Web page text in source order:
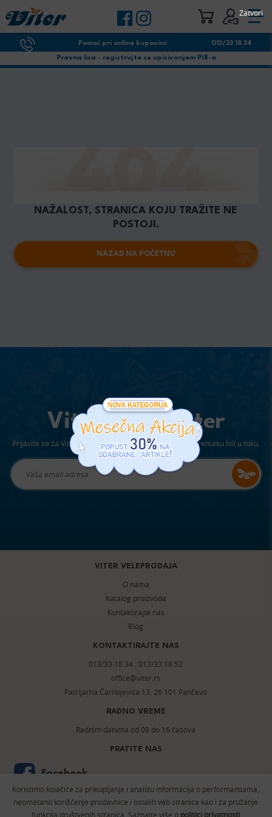
Pomoć pri online kupovini: 013/33 18 34
Pravna lica - registrujte se upisivanjem PIB-a
NAŽALOST, STRANICA KOJU TRAŽITE NE
POSTOJI.
NAZAD NA POČETNU
Viter Newsletter
Prijavite se za Viterov newsletter kako bi ste u svakom trenutku bili u toku.
VITER VELEPRODAJA
O nama
Katalog proizvoda
Kontaktirajte nas
Blog
KONTAKTIRAJTE NAS
013/33 18 34 ; 013/33 18 52
office@viter.rs
Patrijarha Čarnojevića 13, 26 101 Pančevo
RADNO VREME
Radnim danima od 09 do 16 časova
PRATITE NAS
Facebook
Instagram
Zatvori
Koristimo kolačiće za prikupljanje i analizu informacija o performansama,
neometano korišćenje prodavnice i ostalih veb stranica kao i za pružanje
funkcija društvenih stranica. Saznajte više o politici privatnosti